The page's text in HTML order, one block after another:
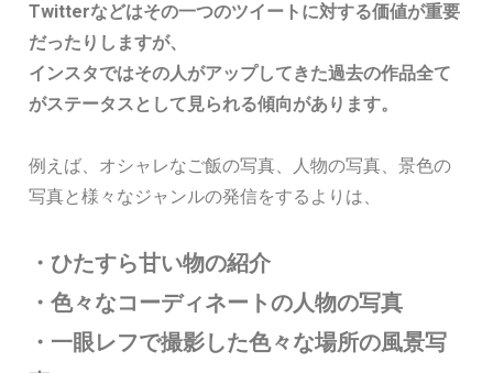
Twitterなどはその一つのツイートに対する価値が重要
だったりしますが、
インスタではその人がアップしてきた過去の作品全て
がステータスとして見られる傾向があります。
例えば、オシャレなご飯の写真、人物の写真、景色の
写真と様々なジャンルの発信をするよりは、
・ひたすら甘い物の紹介
・色々なコーディネートの人物の写真
・一眼レフで撮影した色々な場所の風景写